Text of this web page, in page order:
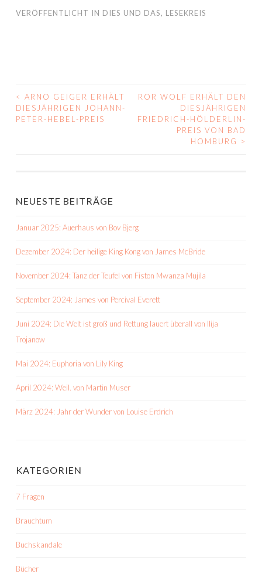
VERÖFFENTLICHT IN DIES UND DAS, LESEKREIS
BEITRAGS-
NAVIGATION
< ARNO GEIGER ERHÄLT
DIESJÄHRIGEN JOHANN-
PETER-HEBEL-PREIS
ROR WOLF ERHÄLT DEN
DIESJÄHRIGEN
FRIEDRICH-HÖLDERLIN-
PREIS VON BAD
HOMBURG
>
NEUESTE BEITRÄGE
Januar 2025: Auerhaus von Bov Bjerg
Dezember 2024: Der heilige King Kong von James McBride
November 2024: Tanz der Teufel von Fiston Mwanza Mujila
September 2024: James von Percival Everett
Juni 2024: Die Welt ist groß und Rettung lauert überall von Ilija
Trojanow
Mai 2024: Euphoria von Lily King
April 2024: Weil. von Martin Muser
März 2024: Jahr der Wunder von Louise Erdrich
KATEGORIEN
7 Fragen
Brauchtum
Buchskandale
Bücher